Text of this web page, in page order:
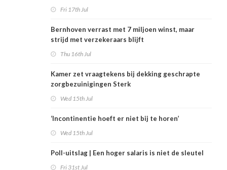
Fri 17th Jul
Bernhoven verrast met 7 miljoen winst, maar
strijd met verzekeraars blijft
Thu 16th Jul
Kamer zet vraagtekens bij dekking geschrapte
zorgbezuinigingen Sterk
Wed 15th Jul
‘Incontinentie hoeft er niet bij te horen’
Wed 15th Jul
Poll-uitslag | Een hoger salaris is niet de sleutel
Fri 31st Jul